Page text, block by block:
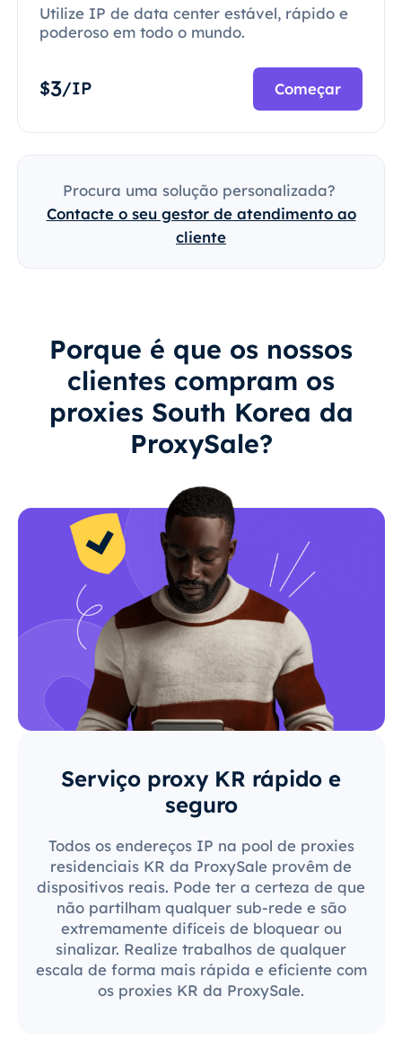
Utilize IP de data center estável, rápido e
poderoso em todo o mundo.
$3/IP Começar
Procura uma solução personalizada?
Contacte o seu gestor de atendimento ao
cliente
Porque é que os nossos
clientes compram os
proxies South Korea da
ProxySale?
Serviço proxy KR rápido e
seguro
Todos os endereços IP na pool de proxies
residenciais KR da ProxySale provêm de
dispositivos reais. Pode ter a certeza de que
não partilham qualquer sub-rede e são
extremamente difíceis de bloquear ou
sinalizar. Realize trabalhos de qualquer
escala de forma mais rápida e eficiente com
os proxies KR da ProxySale.